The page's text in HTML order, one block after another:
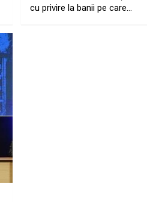
cu privire la banii pe care…